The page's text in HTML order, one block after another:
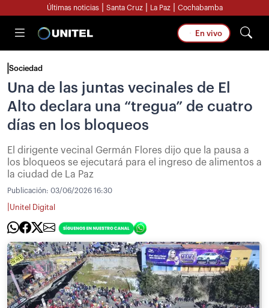
Últimas noticias Santa Cruz La Paz Cochabamba
En vivo
Sociedad
Una de las juntas vecinales de El
Alto declara una “tregua” de cuatro
días en los bloqueos
El dirigente vecinal Germán Flores dijo que la pausa a
los bloqueos se ejecutará para el ingreso de alimentos a
la ciudad de La Paz
Publicación: 03/06/2026 16:30
Unitel Digital